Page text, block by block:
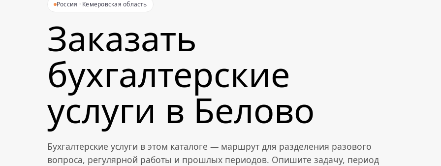
Россия · Кемеровская область
Заказать
бухгалтерские
услуги в Белово
Бухгалтерские услуги в этом каталоге — маршрут для разделения разового
вопроса, регулярной работы и прошлых периодов. Опишите задачу, период